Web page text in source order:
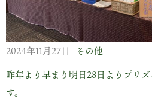
2024年11月27日
その他
昨年より早まり明日28日よりプリ
す。